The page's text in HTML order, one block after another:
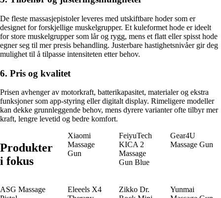
De fleste massasjepistoler leveres med utskiftbare hoder som er
designet for forskjellige muskelgrupper. Et kuleformet hode er ideelt
for store muskelgrupper som lår og rygg, mens et flatt eller spisst hode
egner seg til mer presis behandling. Justerbare hastighetsnivåer gir deg
mulighet til å tilpasse intensiteten etter behov.
6. Pris og kvalitet
Prisen avhenger av motorkraft, batterikapasitet, materialer og ekstra
funksjoner som app-styring eller digitalt display. Rimeligere modeller
kan dekke grunnleggende behov, mens dyrere varianter ofte tilbyr mer
kraft, lengre levetid og bedre komfort.
Produkter
i fokus
Xiaomi
Massage
Gun
FeiyuTech
KICA 2
Massage
Gun Blue
Gear4U
Massage Gun
ASG Massage
Eleeels X4
Zikko Dr.
Yunmai